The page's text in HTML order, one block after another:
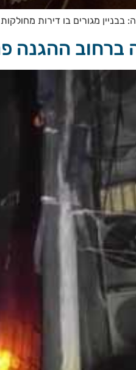
בבניין מגורים בו דירות
ברחוב ההגנה